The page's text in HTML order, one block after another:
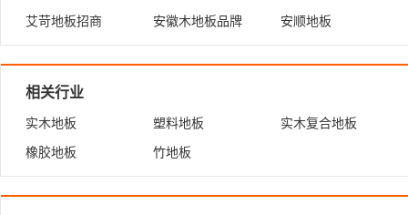
艾苛地板招商 安徽木地板品牌 安顺地板
相关行业
实木地板 塑料地板 实木复合地板
橡胶地板 竹地板